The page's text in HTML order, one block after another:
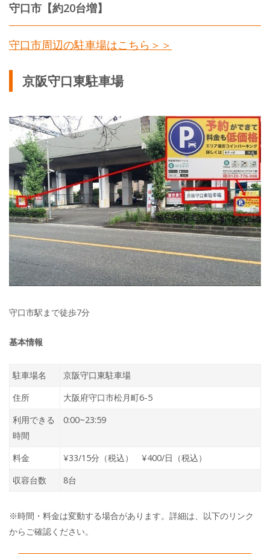
守口市【約20台増】
守口市周辺の駐車場はこちら＞＞
京阪守口東駐車場
守口市駅まで徒歩7分
基本情報
駐車場名
京阪守口東駐車場
住所
大阪府守口市松月町6-5
利用できる
時間
0:00~23:59
料金
¥33/15分（税込） ¥400/日（税込）
収容台数
8台
※時間・料金は変動する場合があります。詳細は、以下のリンク
からご確認ください。